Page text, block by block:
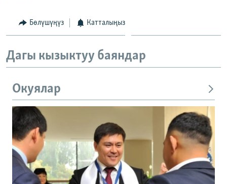
Бөлүшүңүз Катталыңыз
Дагы кызыктуу баяндар
Окуялар